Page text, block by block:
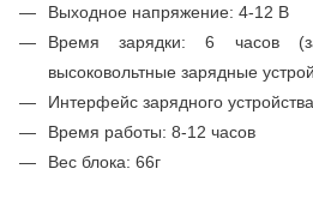
Выходное напряжение: 4-12 В
Время зарядки: 6 часов
высоковольтные зарядные
Интерфейс зарядного
Время работы: 8-12 часов
Вес блока: 66г